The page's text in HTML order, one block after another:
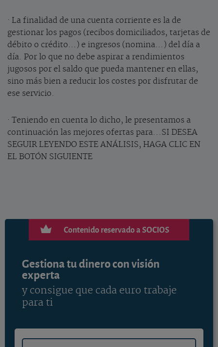
· La finalidad de una cuenta corriente es la de
gestionar los pagos (recibos domiciliados, tarjetas de
débito o crédito…) e ingresos (nomina…) del día a
día. Por lo que no debe aspirar a rendimientos
jugosos por el saldo que pueda mantener en ellas,
sino más bien a reducir los costes por disfrutar de
ese servicio.
· Teniendo en cuenta lo dicho, le presentamos a
continuación las mejores ofertas para...SI DESEA
SEGUIR LEYENDO ESTE ANÁLISIS, HAGA CLIC EN
EL BOTÓN SIGUIENTE
Contenido reservado a SOCIOS
Gestiona tu dinero con visión
experta
y consigue que cada euro trabaje
para ti